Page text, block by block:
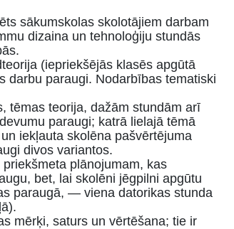
sākumskolas skolotājiem darbam
dizaina un tehnoloģiju stundās
(iepriekšējās klasēs apgūtā
paraugi. Nodarbības tematiski
tēmas teorija, dažām stundām arī
paraugi; katrā lielajā tēmā
iekļauta skolēna pašvērtējuma
divos variantos.
plānojumam, kas
bet, lai skolēni jēgpilni apgūtu
paraugā, — viena datorikas stunda
mērķi, saturs un vērtēšana; tie ir